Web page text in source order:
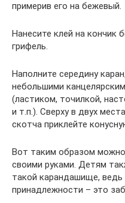
примерив его на бежевый.
Нанесите клей на кончик
грифель.
Наполните середину
небольшими
(ластиком, точилкой,
и т.п.). Сверху в двух
скотча приклейте
Вот таким образом
своими руками. Детям
такой карандашище, ведь
принадлежности – это